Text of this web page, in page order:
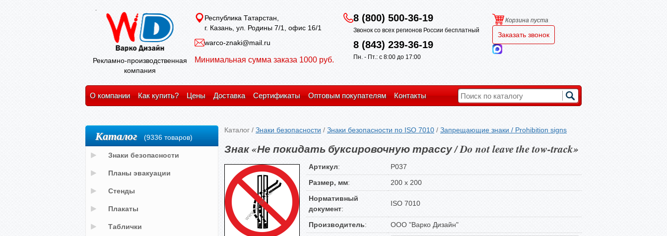
Рекламно-производственная
компания
Республика Татарстан,
г. Казань, ул. Родины 7/1, офис 16/1
warco-znaki@mail.ru
Минимальная сумма заказа 1000 руб.
8 (800) 500-36-19
Звонок со всех регионов России бесплатный
8 (843) 239-36-19
Пн. - Пт.: с 8:00 до 17:00
Корзина пуста
Заказать звонок
О компании Как купить? Цены Доставка Сертификаты Оптовым покупателям Контакты
Каталог / Знаки безопасности / Знаки безопасности по ISO 7010 / Запрещающие знаки / Prohibition signs
Знак «Не покидать буксировочную трассу / Do not leave the tow-track»
Артикул:
P037
Размер, мм:
200 х 200
Нормативный
документ:
ISO 7010
Производитель:
ООО "Варко Дизайн"
Каталог (9336 товаров)
Знаки безопасности
Планы эвакуации
Стенды
Плакаты
Таблички